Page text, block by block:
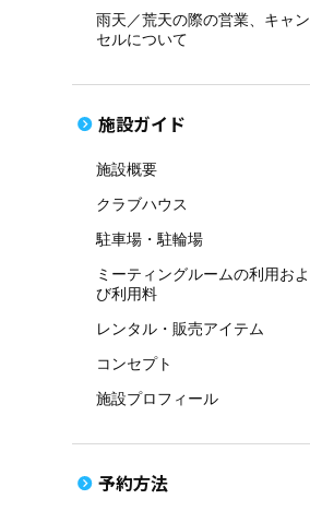
雨天／荒天の際の営業、キャン
セルについて
施設ガイド
施設概要
クラブハウス
駐車場・駐輪場
ミーティングルームの利用およ
び利用料
レンタル・販売アイテム
コンセプト
施設プロフィール
予約方法